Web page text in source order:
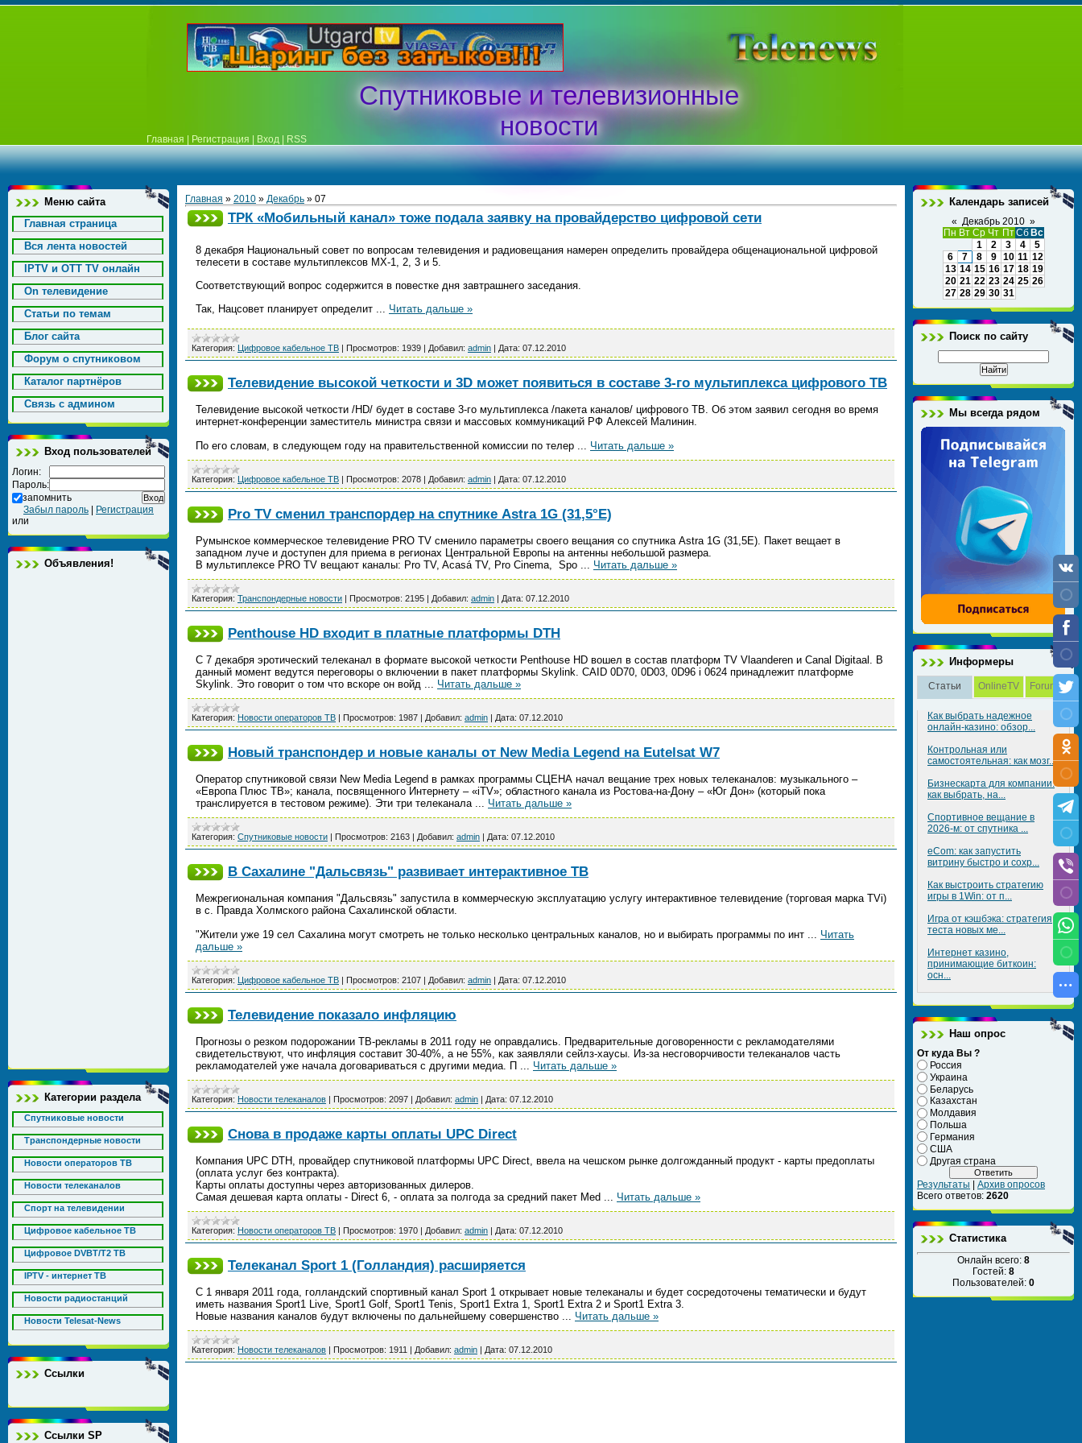
Спутниковые и телевизионные
новости
Главная Регистрация Вход RSS
Меню сайта
Главная страница
Вся лента новостей
IPTV и OTT TV онлайн
On телевидение
Статьи по темам
Блог сайта
Форум о спутниковом
Каталог партнёров
Cвязь с админом
Вход пользователей
Логин:
Пароль:
запомнить
Забыл пароль
Регистрация
или
Объявления!
Категории раздела
Спутниковые новости
Транспондерные новости
Новости операторов ТВ
Новости телеканалов
Спорт на телевидении
Цифровое кабельное ТВ
Цифровое DVBT/T2 ТВ
IPTV - интернет ТВ
Новости радиостанций
Новости Telesat-News
Ссылки
Ссылки SP
Главная » 2010 » Декабрь » 07
ТРК «Мобильный канал» тоже подала заявку на провайдерство цифровой сети
8 декабря Национальный совет по вопросам телевидения и радиовещания намерен определить провайдера общенациональной цифровой
телесети в составе мультиплексов МХ-1, 2, 3 и 5.
Соответствующий вопрос содержится в повестке дня завтрашнего заседания.
Так, Нацсовет планирует определит ... Читать дальше »
Категория: Цифровое кабельное ТВ | Просмотров: 1939 | Добавил: admin | Дата: 07.12.2010
Телевидение высокой четкости и 3D может появиться в составе 3-го мультиплекса цифрового ТВ
Телевидение высокой четкости /HD/ будет в составе 3-го мультиплекса /пакета каналов/ цифрового ТВ. Об этом заявил сегодня во время
интернет-конференции заместитель министра связи и массовых коммуникаций РФ Алексей Малинин.
По его словам, в следующем году на правительственной комиссии по телер ... Читать дальше »
Категория: Цифровое кабельное ТВ | Просмотров: 2078 | Добавил: admin | Дата: 07.12.2010
Pro TV сменил транспордер на спутнике Astra 1G (31,5°E)
Румынское коммерческое телевидение PRO TV сменило параметры своего вещания со спутника Astra 1G (31,5Е). Пакет вещает в
западном луче и доступен для приема в регионах Центральной Европы на антенны небольшой размера.
В мультиплексе PRO TV вещают каналы: Pro TV, Acasá TV, Pro Cinema, Spo ... Читать дальше »
Категория: Транспондерные новости | Просмотров: 2195 | Добавил: admin | Дата: 07.12.2010
Penthouse HD входит в платные платформы DTH
C 7 декабря эротический телеканал в формате высокой четкости Penthouse HD вошел в состав платформ TV Vlaanderen и Canal Digitaal. В
данный момент ведутся переговоры о включении в пакет платформы Skylink. CAID 0D70, 0D03, 0D96 i 0624 принадлежит платформе
Skylink. Это говорит о том что вскоре он войд ... Читать дальше »
Категория: Новости операторов ТВ | Просмотров: 1987 | Добавил: admin | Дата: 07.12.2010
Новый транспондер и новые каналы от New Media Legend на Eutelsat W7
Оператор спутниковой связи New Media Legend в рамках программы СЦЕНА начал вещание трех новых телеканалов: музыкального –
«Европа Плюс ТВ»; канала, посвященного Интернету – «iTV»; областного канала из Ростова-на-Дону – «Юг Дон» (который пока
транслируется в тестовом режиме). Эти три телеканала ... Читать дальше »
Категория: Спутниковые новости | Просмотров: 2163 | Добавил: admin | Дата: 07.12.2010
В Сахалине "Дальсвязь" развивает интерактивное ТВ
Межрегиональная компания "Дальсвязь" запустила в коммерческую эксплуатацию услугу интерактивное телевидение (торговая марка TVi)
в с. Правда Холмского района Сахалинской области.
"Жители уже 19 сел Сахалина могут смотреть не только несколько центральных каналов, но и выбирать программы по инт ... Читать
дальше »
Категория: Цифровое кабельное ТВ | Просмотров: 2107 | Добавил: admin | Дата: 07.12.2010
Телевидение показало инфляцию
Прогнозы о резком подорожании ТВ-рекламы в 2011 году не оправдались. Предварительные договоренности с рекламодателями
свидетельствуют, что инфляция составит 30-40%, а не 55%, как заявляли сейлз-хаусы. Из-за несговорчивости телеканалов часть
рекламодателей уже начала договариваться с другими медиа. П ... Читать дальше »
Категория: Новости телеканалов | Просмотров: 2097 | Добавил: admin | Дата: 07.12.2010
Снова в продаже карты оплаты UPC Direct
Компания UPC DTH, провайдер спутниковой платформы UPC Direct, ввела на чешском рынке долгожданный продукт - карты предоплаты
(оплата услуг без контракта).
Карты оплаты доступны через авторизованных дилеров.
Самая дешевая карта оплаты - Direct 6, - оплата за полгода за средний пакет Med ... Читать дальше »
Категория: Новости операторов ТВ | Просмотров: 1970 | Добавил: admin | Дата: 07.12.2010
Телеканал Sport 1 (Голландия) расширяется
С 1 января 2011 года, голландский спортивный канал Sport 1 открывает новые телеканалы и будет сосредоточены тематически и будут
иметь названия Sport1 Live, Sport1 Golf, Sport1 Tenis, Sport1 Extra 1, Sport1 Extra 2 и Sport1 Extra 3.
Новые названия каналов будут включены по дальнейшему совершенство ... Читать дальше »
Категория: Новости телеканалов | Просмотров: 1911 | Добавил: admin | Дата: 07.12.2010
Календарь записей
« Декабрь 2010 »
Пн Вт Ср Чт ПтСб Вс
1
2 3 4
5
6
7 8 9 10 11 12
13 14 15 16 17 18 19
20 21 22 23 24 25 26
27 28 29 30 31
Поиск по сайту
Мы всегда рядом
Информеры
Статьи OnlineTV Forum
Как выбрать надежное
онлайн-казино: обзор...
Контрольная или
самостоятельная: как мозг...
Бизнескарта для компании:
как выбрать, на...
Спортивное вещание в
2026-м: от спутника ...
eCom: как запустить
витрину быстро и сохр...
Как выстроить стратегию
игры в 1Win: от п...
Игра от кэшбэка: стратегия
теста новых ме...
Интернет казино,
принимающие биткоин:
осн...
Наш опрос
От куда Вы ?
Россия
Украина
Беларусь
Казахстан
Молдавия
Польша
Германия
США
Другая страна
Результаты
Архив опросов
Всего ответов: 2620
Статистика
Онлайн всего: 8
Гостей: 8
Пользователей: 0